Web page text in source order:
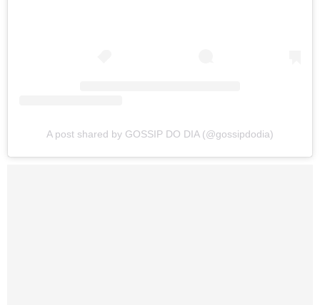
A post shared by GOSSIP DO DIA (@gossipdodia)